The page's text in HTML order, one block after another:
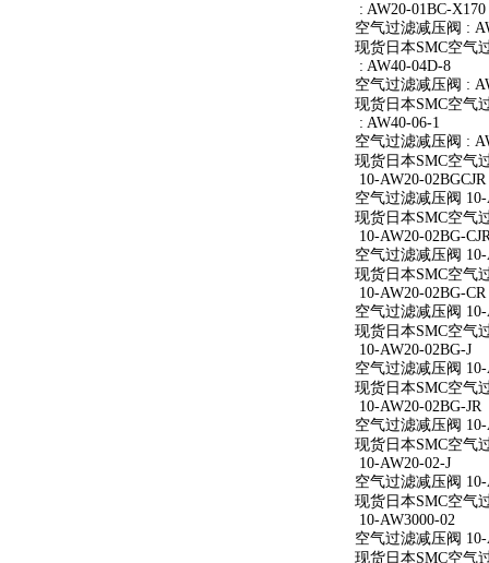
: AW20-01BC-X170
空气过滤减压阀 :
现货日本SMC空气
: AW40-04D-8
空气过滤减压阀 :
现货日本SMC空气
: AW40-06-1
空气过滤减压阀 :
现货日本SMC空气
10-AW20-02BGCJR
空气过滤减压阀 10-
现货日本SMC空气
10-AW20-02BG-
空气过滤减压阀 10-
现货日本SMC空气
10-AW20-02BG-CR
空气过滤减压阀 10-
现货日本SMC空气
10-AW20-02BG-J
空气过滤减压阀 10-
现货日本SMC空气
10-AW20-02BG-JR
空气过滤减压阀 10-
现货日本SMC空气
10-AW20-02-J
空气过滤减压阀 10-
现货日本SMC空气
10-AW3000-02
空气过滤减压阀 10-
现货日本SMC空气